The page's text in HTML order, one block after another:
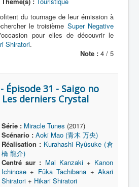
du tournage de leur émission à
le troisième Super Negative
pour elles de découvrir le
Shiratori.
Note : 4 / 5
Épisode 31 - Saigo no
Les derniers Crystal
Série : Miracle Tunes (2017)
Scénario : Aoki Mao (青木 万央)
Réalisation : Kurahashi Ryûsuke (倉
橋 龍介)
Centré sur : Mai Kanzaki+ Kanon
Ichinose+ Fûka Tachibana +Akari
Shiratori+ Hikari Shiratori